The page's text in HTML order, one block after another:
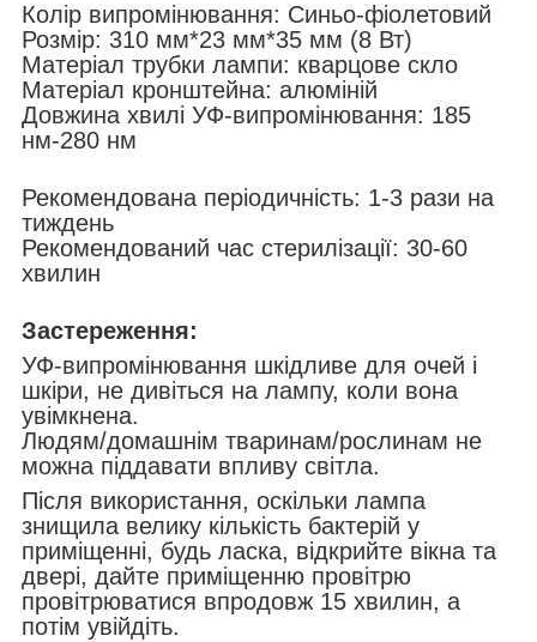
Колір випромінювання: Синьо-фіолетовий
Розмір: 310 мм*23 мм*35 мм (8 Вт)
Матеріал трубки лампи: кварцове скло
Матеріал кронштейна: алюміній
Довжина хвилі УФ-випромінювання: 185
нм-280 нм
Рекомендована періодичність: 1-3 рази на
тиждень
Рекомендований час стерилізації: 30-60
хвилин
Застереження:
УФ-випромінювання шкідливе для очей і
шкіри, не дивіться на лампу, коли вона
увімкнена.
Людям/домашнім тваринам/рослинам не
можна піддавати впливу світла.
Після використання, оскільки лампа
знищила велику кількість бактерій у
приміщенні, будь ласка, відкрийте вікна та
двері, дайте приміщенню провітрю
провітрюватися впродовж 15 хвилин, а
потім увійдіть.